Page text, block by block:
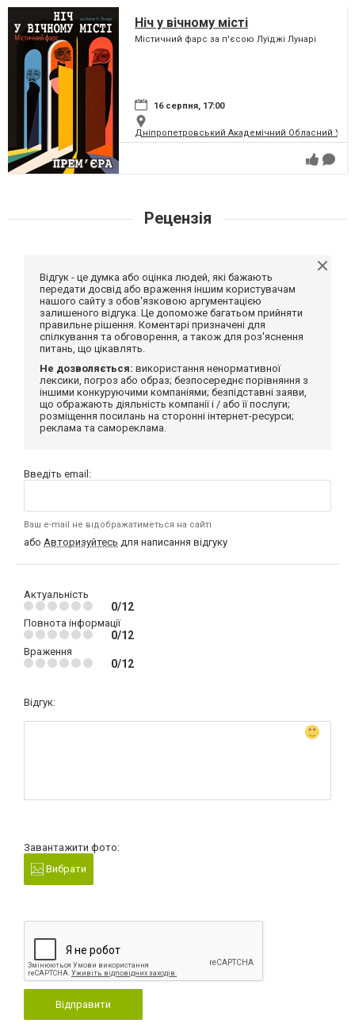
Ніч у вічному місті
Містичний фарс за п'єсою Луїджі Лунарі
16 серпня, 17:00
Дніпропетровський Академічний Обласний
Рецензія
Відгук - це думка або оцінка людей, які бажають
передати досвід або враження іншим користувачам
нашого сайту з обов'язковою аргументацією
залишеного відгука. Це допоможе багатьом прийняти
правильне рішення. Коментарі призначені для
спілкування та обговорення, а також для роз'яснення
питань, що цікавлять.
Не дозволяється: використання ненормативної
лексики, погроз або образ; безпосереднє порівняння з
іншими конкуруючими компаніями; безпідставні заяви,
що ображають діяльність компанії і / або її послуги;
розміщення посилань на сторонні інтернет-ресурси;
реклама та самореклама.
Введіть email:
Ваш e-mail не відображатиметься на сайті
або Авторизуйтесь для написання відгуку
Актуальність
0/12
Повнота інформації
0/12
Враження
0/12
Відгук:
Завантажити фото:
Вибрати
Відправити